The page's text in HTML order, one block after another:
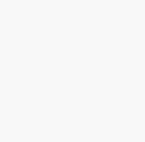
Gemäß § 76 Abs. 1 der SächsGemO wird